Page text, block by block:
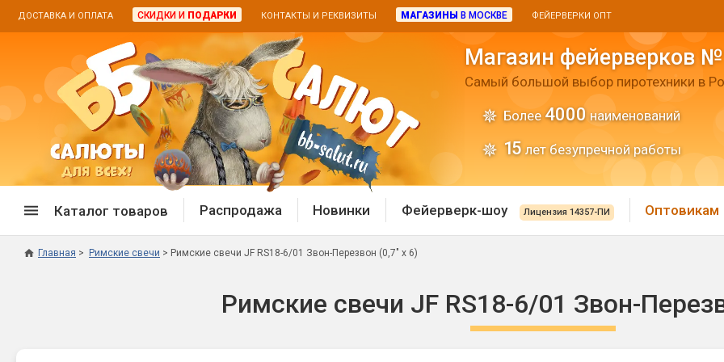
ДОСТАВКА И ОПЛАТА СКИДКИ И ПОДАРКИ КОНТАКТЫ И РЕКВИЗИТЫ МАГАЗИНЫ В МОСКВЕ ФЕЙЕРВЕРКИ ОПТ
Магазин фейерверков
Самый большой выбор пиротехники в
Более 4000 наименований
15 лет безупречной работы
Каталог товаров
Дневные батареи
Хлопушки и
Распродажа Новинки Фейерверк-шоу Лицензия 14357-ПИ Оптовикам
Главная Римские свечи Римские свечи JF RS18-6/01 Звон-Перезвон (0,7" х 6)
Римские свечи JF RS18-6/01 Звон-